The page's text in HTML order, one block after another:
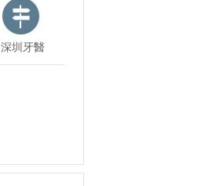
深圳牙醫